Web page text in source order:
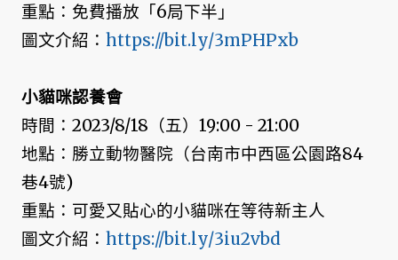
重點：免費播放「6局下半」
圖文介紹： https://bit.ly/3mPHPxb
小貓咪認養會
時間：2023/8/18（五）19:00 - 21:00
地點：勝立動物醫院（台南市中西區公園路84
巷4號)
重點：可愛又貼心的小貓咪在等待新主人
圖文介紹： https://bit.ly/3iu2vbd